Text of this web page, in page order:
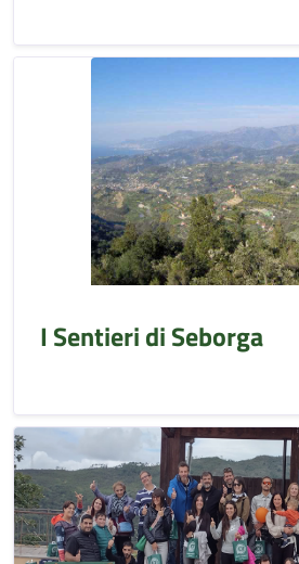
I Sentieri di Seborga